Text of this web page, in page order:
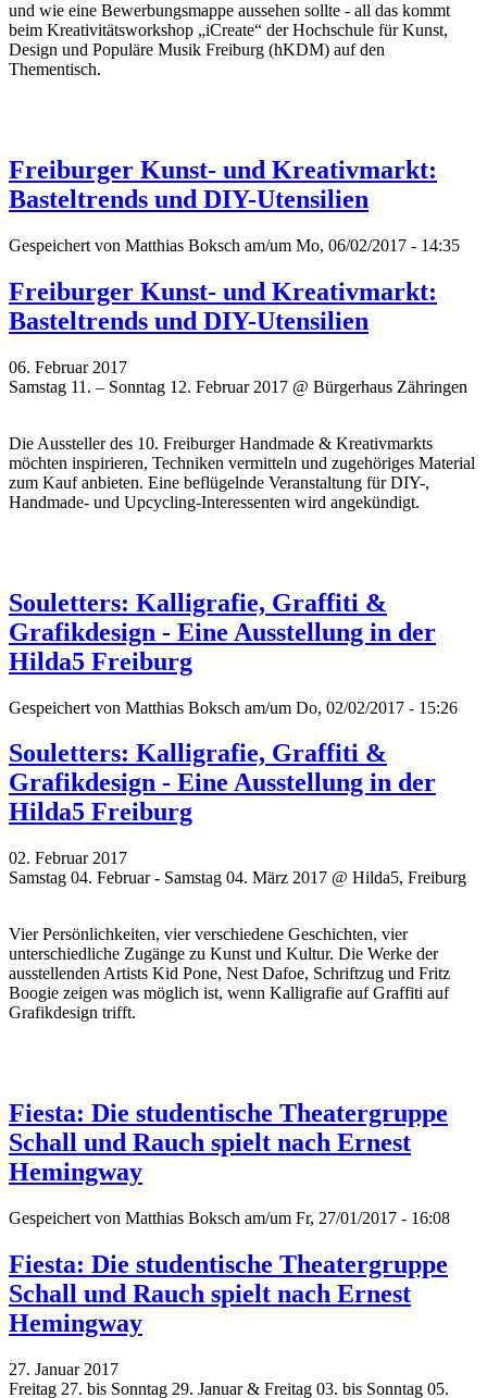
und wie eine Bewerbungsmappe aussehen sollte - all das kommt
beim Kreativitätsworkshop „iCreate“ der Hochschule für Kunst,
Design und Populäre Musik Freiburg (hKDM) auf den
Thementisch.
Freiburger Kunst- und Kreativmarkt:
Basteltrends und DIY-Utensilien
Gespeichert von Matthias Boksch am/um Mo, 06/02/2017 - 14:35
Freiburger Kunst- und Kreativmarkt:
Basteltrends und DIY-Utensilien
06. Februar 2017
Samstag 11. – Sonntag 12. Februar 2017 @ Bürgerhaus Zähringen
Die Aussteller des 10. Freiburger Handmade & Kreativmarkts
möchten inspirieren, Techniken vermitteln und zugehöriges Material
zum Kauf anbieten. Eine beflügelnde Veranstaltung für DIY-,
Handmade- und Upcycling-Interessenten wird angekündigt.
Souletters: Kalligrafie, Graffiti &
Grafikdesign - Eine Ausstellung in der
Hilda5 Freiburg
Gespeichert von Matthias Boksch am/um Do, 02/02/2017 - 15:26
Souletters: Kalligrafie, Graffiti &
Grafikdesign - Eine Ausstellung in der
Hilda5 Freiburg
02. Februar 2017
Samstag 04. Februar - Samstag 04. März 2017 @ Hilda5, Freiburg
Vier Persönlichkeiten, vier verschiedene Geschichten, vier
unterschiedliche Zugänge zu Kunst und Kultur. Die Werke der
ausstellenden Artists Kid Pone, Nest Dafoe, Schriftzug und Fritz
Boogie zeigen was möglich ist, wenn Kalligrafie auf Graffiti auf
Grafikdesign trifft.
Fiesta: Die studentische Theatergruppe
Schall und Rauch spielt nach Ernest
Hemingway
Gespeichert von Matthias Boksch am/um Fr, 27/01/2017 - 16:08
Fiesta: Die studentische Theatergruppe
Schall und Rauch spielt nach Ernest
Hemingway
27. Januar 2017
Freitag 27. bis Sonntag 29. Januar & Freitag 03. bis Sonntag 05.